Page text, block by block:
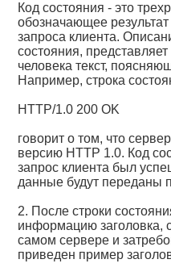
Код состояния - это
обозначающее
запроса клиента.
состояния,
человека текст,
Например, строка
НТТР/1.0 200 OK
говорит о том, что
версию HTTP 1.0. Код
запрос клиента был
данные будут переданы
2. После строки
информацию
самом сервере и
приведен пример